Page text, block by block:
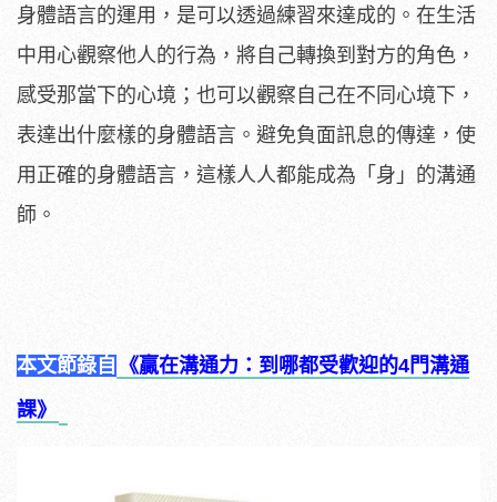
身體語言的運用，是可以透過練習來達成的。在生活
中用心觀察他人的行為，將自己轉換到對方的角色，
感受那當下的心境；也可以觀察自己在不同心境下，
表達出什麼樣的身體語言。避免負面訊息的傳達，使
用正確的身體語言，這樣人人都能成為「身」的溝通
師。
本文節錄自
《贏在溝通力：到哪都受歡迎的4門溝通
課》